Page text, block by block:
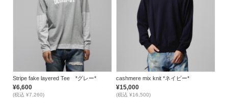
Stripe fake layered Tee *グレー*
¥6,600
(税込 ¥7,260)
cashmere mix knit *ネイビー*
¥15,000
(税込 ¥16,500)